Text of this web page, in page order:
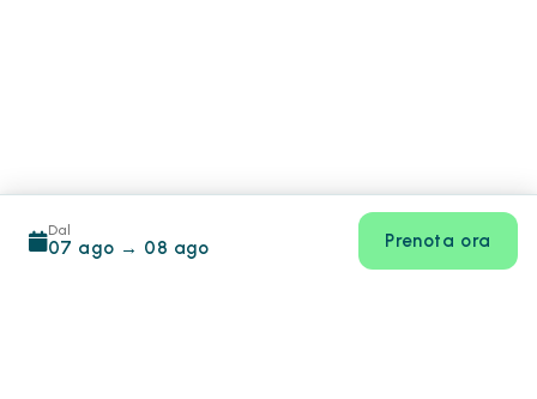
Dal
07 ago → 08 ago Prenota ora